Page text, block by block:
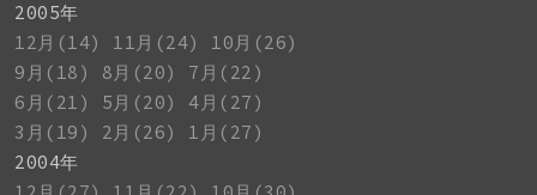
2005年
12月(14)
11月(24)
10月(26)
9月(18)
8月(20)
7月(22)
6月(21)
5月(20)
4月(27)
3月(19)
2月(26)
1月(27)
2004年